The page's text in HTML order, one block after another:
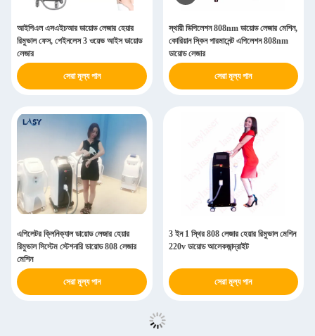
আইপিএল এসএইচআর ডায়োড লেজার হেয়ার
রিমুভাল ফেস, পেইনলেস 3 ওয়েভ আইস ডায়োড
লেজার
সেরা মূল্য পান
স্থায়ী ডিপিলেশন 808nm ডায়োড লেজার মেশিন,
কোরিয়ান স্কিন পারমানেন্ট এপিলেশন 808nm
ডায়োড লেজার
সেরা মূল্য পান
এপিলেটর ক্লিনিক্যাল ডায়োড লেজার হেয়ার
রিমুভাল সিস্টেম স্টেশনারি ডায়োড 808 লেজার
মেশিন
সেরা মূল্য পান
3 ইন 1 স্থির 808 লেজার হেয়ার রিমুভাল মেশিন
220v ডায়োড আলেকজান্দ্রাইট
সেরা মূল্য পান